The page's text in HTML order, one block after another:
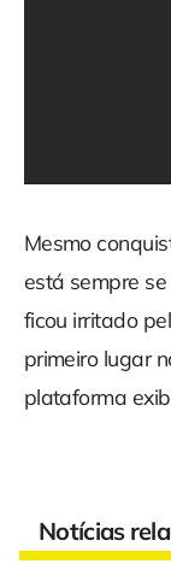
Mesmo
está sempre
ficou irritado
primeiro lugar
plataforma
Notícias